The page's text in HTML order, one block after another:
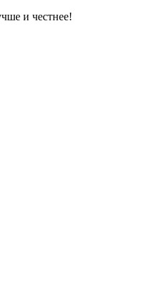
и честнее!